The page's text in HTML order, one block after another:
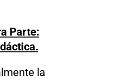
Parte:
la